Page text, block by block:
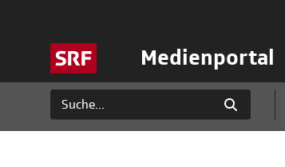
Medienportal